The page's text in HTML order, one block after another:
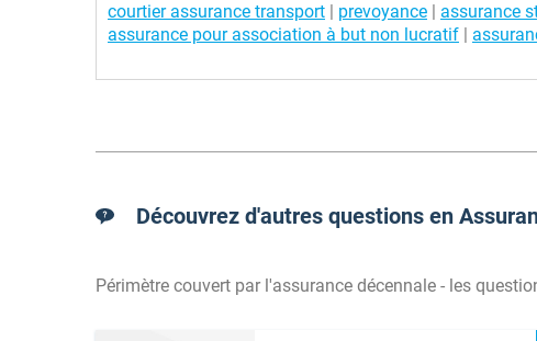
courtier assurance transport | prevoyance | assurance
assurance pour association à but non lucratif |
Découvrez d'autres questions en
Périmètre couvert par l'assurance décennale - les